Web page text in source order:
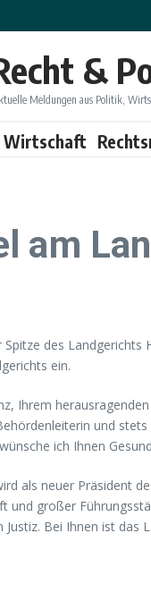
&
Meldungen aus Politik,
Wirtschaft
am
des
ein.
Ihrem
und
ich Ihnen
als neuer Präsident
großer
Bei Ihnen ist